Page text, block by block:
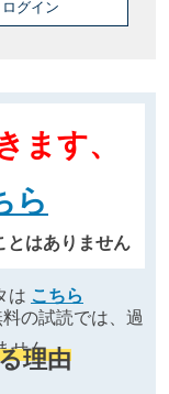
ログイン
ます、
ら
とはありません
は こちら
の試読では、過
せん
理由